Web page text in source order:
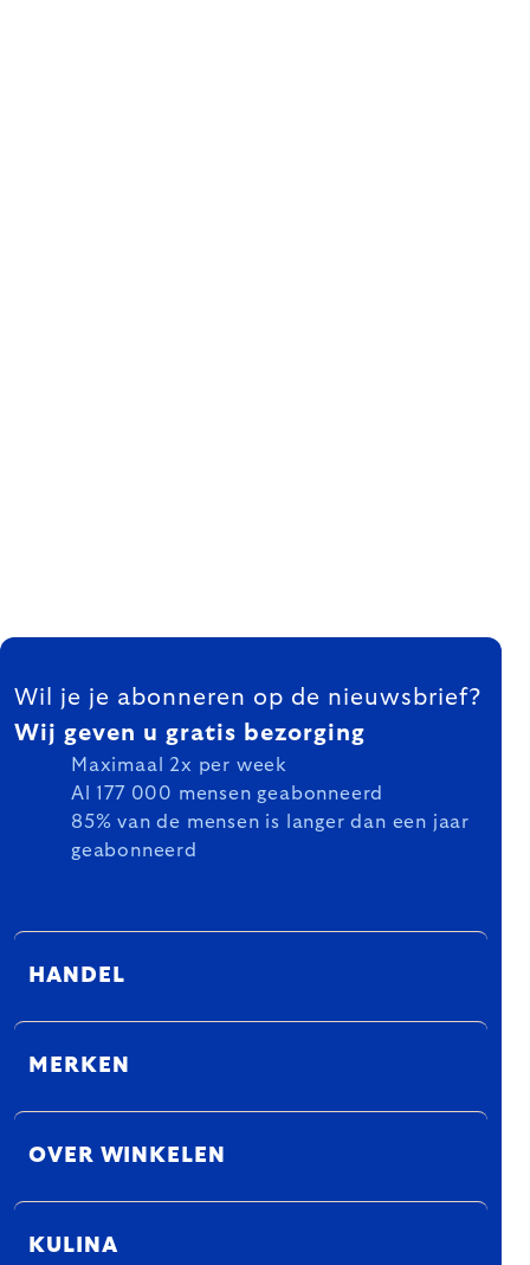
FOOTER
Wil je je abonneren op de nieuwsbrief?
Wij geven u gratis bezorging
Maximaal 2x per week
Al 177 000 mensen geabonneerd
85% van de mensen is langer dan een jaar
geabonneerd
HANDEL
MERKEN
OVER WINKELEN
KULINA